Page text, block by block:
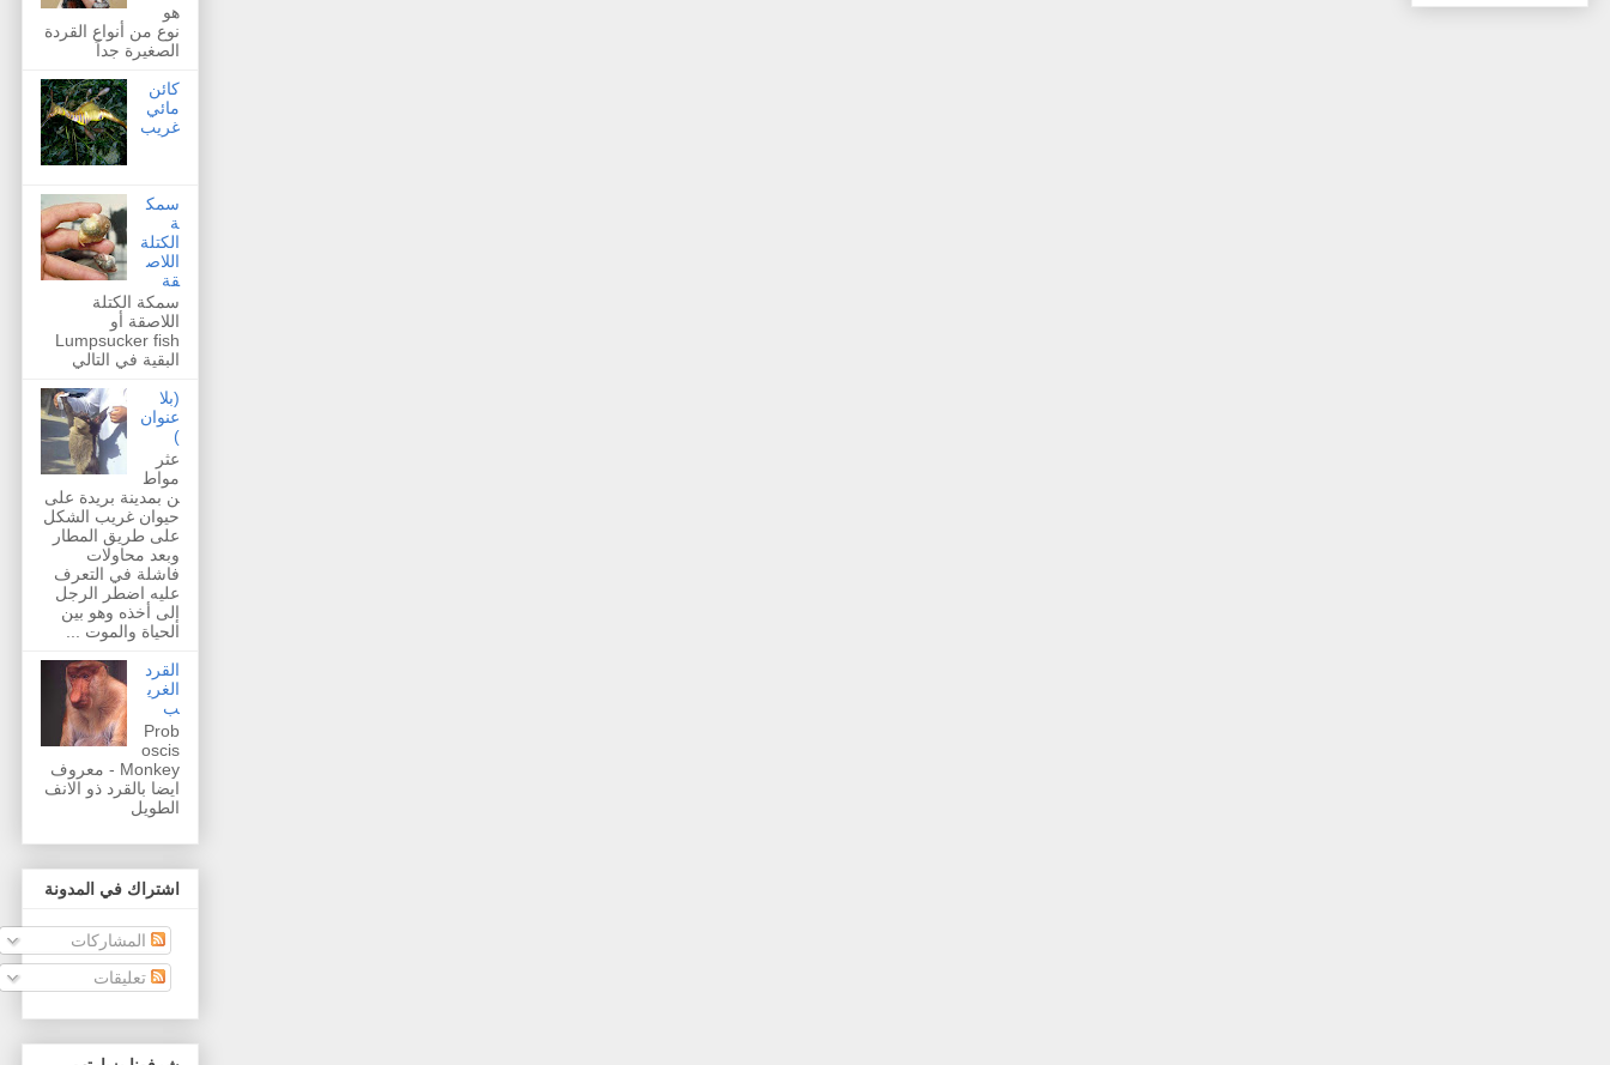
هو
نوع من أنواع القردة
الصغيرة جداً
كائن
مائي
غريب
سمك
ة
الكتلة
اللاص
قة
سمكة الكتلة
اللاصقة أو
Lumpsucker fish
البقية في التالي
(بلا
عنوان
)
عثر
مواط
ن بمدينة بريدة على
حيوان غريب الشكل
على طريق المطار
وبعد محاولات
فاشلة في التعرف
عليه اضطر الرجل
إلى أخذه وهو بين
الحياة والموت ...
القرد
الغري
ب
Prob
oscis
Monkey - معروف
ايضا بالقرد ذو الانف
الطويل
اشتراك في المدونة
المشاركات
تعليقات